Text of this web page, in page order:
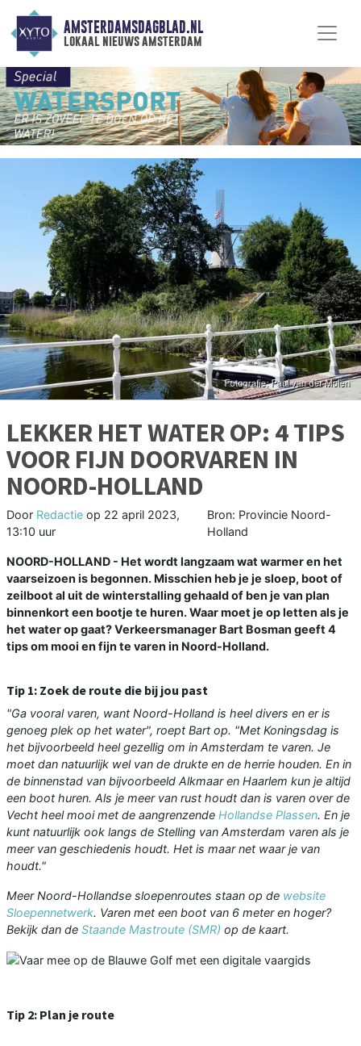
AMSTERDAMSDAGBLAD.NL
lokaal nieuws amsterdam
LEKKER HET WATER OP: 4 TIPS
VOOR FIJN DOORVAREN IN
NOORD-HOLLAND
Door Redactie op 22 april 2023,
13:10 uur
Bron: Provincie Noord-
Holland
NOORD-HOLLAND - Het wordt langzaam wat warmer en het
vaarseizoen is begonnen. Misschien heb je je sloep, boot of
zeilboot al uit de winterstalling gehaald of ben je van plan
binnenkort een bootje te huren. Waar moet je op letten als je
het water op gaat? Verkeersmanager Bart Bosman geeft 4
tips om mooi en fijn te varen in Noord-Holland.
Tip 1: Zoek de route die bij jou past
"Ga vooral varen, want Noord-Holland is heel divers en er is
genoeg plek op het water", roept Bart op. "Met Koningsdag is
het bijvoorbeeld heel gezellig om in Amsterdam te varen. Je
moet dan natuurlijk wel van de drukte en de herrie houden. En in
de binnenstad van bijvoorbeeld Alkmaar en Haarlem kun je altijd
een boot huren. Als je meer van rust houdt dan is varen over de
Vecht heel mooi met de aangrenzende Hollandse Plassen. En je
kunt natuurlijk ook langs de Stelling van Amsterdam varen als je
meer van geschiedenis houdt. Het is maar net waar je van
houdt."
Meer Noord-Hollandse sloepenroutes staan op de website
Sloepennetwerk. Varen met een boot van 6 meter en hoger?
Bekijk dan de Staande Mastroute (SMR) op de kaart.
Tip 2: Plan je route